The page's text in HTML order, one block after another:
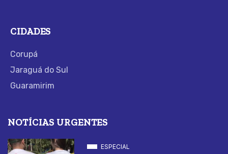
CIDADES
Corupá
Jaraguá do Sul
Guaramirim
NOTÍCIAS URGENTES
ESPECIAL